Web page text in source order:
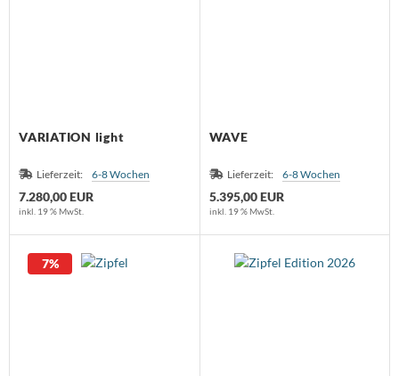
VARIATION light
Lieferzeit: 6-8 Wochen
7.280,00 EUR
inkl. 19 % MwSt.
WAVE
Lieferzeit: 6-8 Wochen
5.395,00 EUR
inkl. 19 % MwSt.
7%